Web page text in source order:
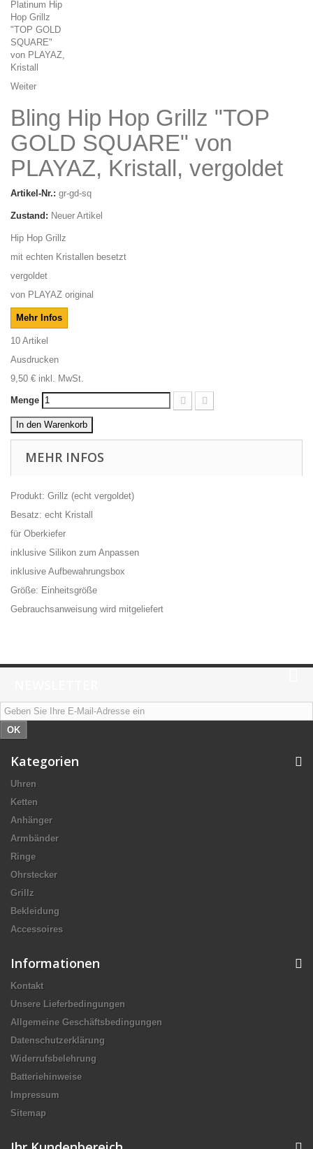
Weiter
Bling Hip Hop Grillz "TOP
GOLD SQUARE" von
PLAYAZ, Kristall, vergoldet
Artikel-Nr.: gr-gd-sq
Zustand: Neuer Artikel
Hip Hop Grillz
mit echten Kristallen besetzt
vergoldet
von PLAYAZ original
Mehr Infos
10 Artikel
Ausdrucken
9,50 € inkl. MwSt.
Menge
In den Warenkorb
MEHR INFOS
Produkt: Grillz (echt vergoldet)
Besatz: echt Kristall
für Oberkiefer
inklusive Silikon zum Anpassen
inklusive Aufbewahrungsbox
Größe: Einheitsgröße
Gebrauchsanweisung wird mitgeliefert
OK
Kategorien
Uhren
Ketten
Anhänger
Armbänder
Ringe
Ohrstecker
Grillz
Bekleidung
Accessoires
Informationen
Kontakt
Unsere Lieferbedingungen
Allgemeine Geschäftsbedingungen
Datenschutzerklärung
Widerrufsbelehrung
Batteriehinweise
Impressum
Sitemap